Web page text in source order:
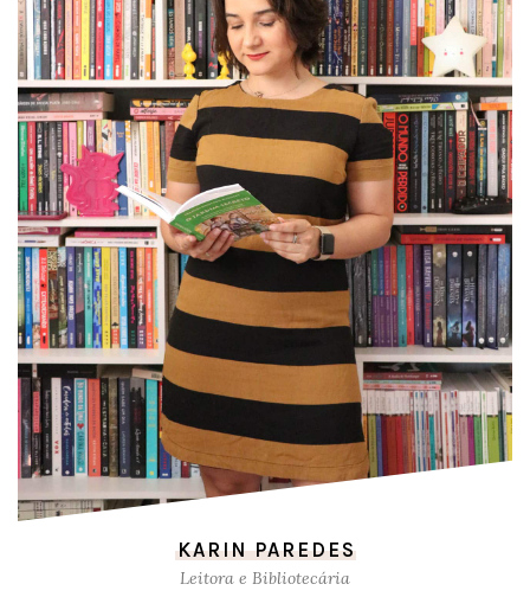
KARIN PAREDES
Leitora e Bibliotecária